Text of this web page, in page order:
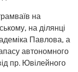
на
на ділянці
Павлова, а
автономного
пр. Ювілейного